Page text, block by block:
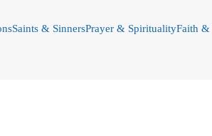
Saints & SinnersPrayer & SpiritualityFaith &